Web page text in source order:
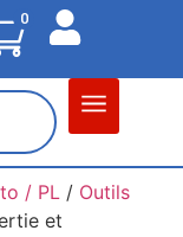
0
/ PL / Outils
et